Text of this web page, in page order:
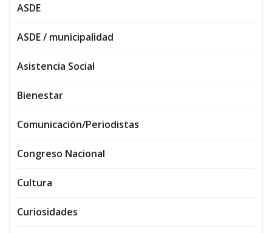
ASDE
ASDE / municipalidad
Asistencia Social
Bienestar
Comunicación/Periodistas
Congreso Nacional
Cultura
Curiosidades